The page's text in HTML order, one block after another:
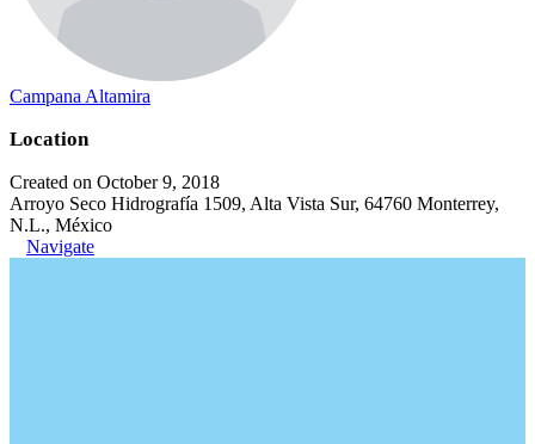
Campana Altamira
Location
Created on October 9, 2018
Arroyo Seco Hidrografía 1509, Alta Vista Sur, 64760 Monterrey,
N.L., México
Navigate